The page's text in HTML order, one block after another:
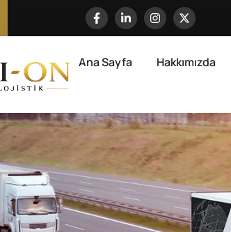
Ana Sayfa Hakkımızda